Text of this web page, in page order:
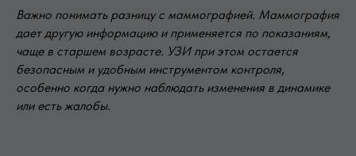
Важно понимать разницу с маммографией. Маммография
дает другую информацию и применяется по показаниям,
чаще в старшем возрасте. УЗИ при этом остается
безопасным и удобным инструментом контроля,
особенно когда нужно наблюдать изменения в динамике
или есть жалобы.